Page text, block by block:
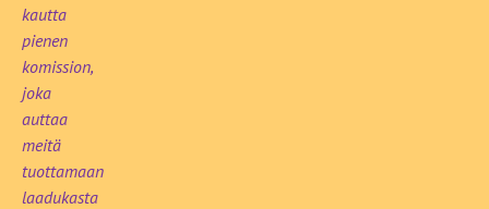
kautta
pienen
komission,
joka
auttaa
meitä
tuottamaan
laadukasta